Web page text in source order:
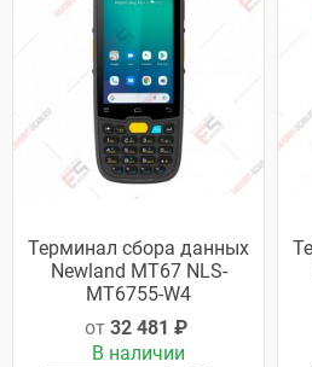
Терминал сбора данных
Newland MT67 NLS-
MT6755-W4
от 32 481 ₽
В наличии